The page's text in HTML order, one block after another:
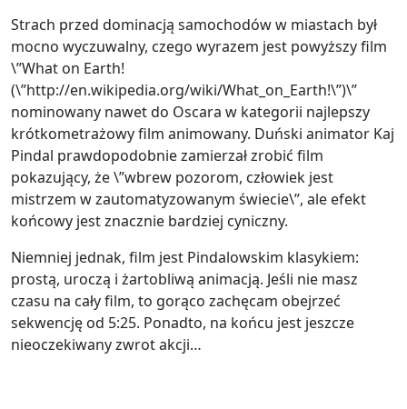
Strach przed dominacją samochodów w miastach był
mocno wyczuwalny, czego wyrazem jest powyższy film
\”What on Earth!
(\”http://en.wikipedia.org/wiki/What_on_Earth!\”)\”
nominowany nawet do Oscara w kategorii najlepszy
krótkometrażowy film animowany. Duński animator Kaj
Pindal prawdopodobnie zamierzał zrobić film
pokazujący, że \”wbrew pozorom, człowiek jest
mistrzem w zautomatyzowanym świecie\”, ale efekt
końcowy jest znacznie bardziej cyniczny.
Niemniej jednak, film jest Pindalowskim klasykiem:
prostą, uroczą i żartobliwą animacją. Jeśli nie masz
czasu na cały film, to gorąco zachęcam obejrzeć
sekwencję od 5:25. Ponadto, na końcu jest jeszcze
nieoczekiwany zwrot akcji…